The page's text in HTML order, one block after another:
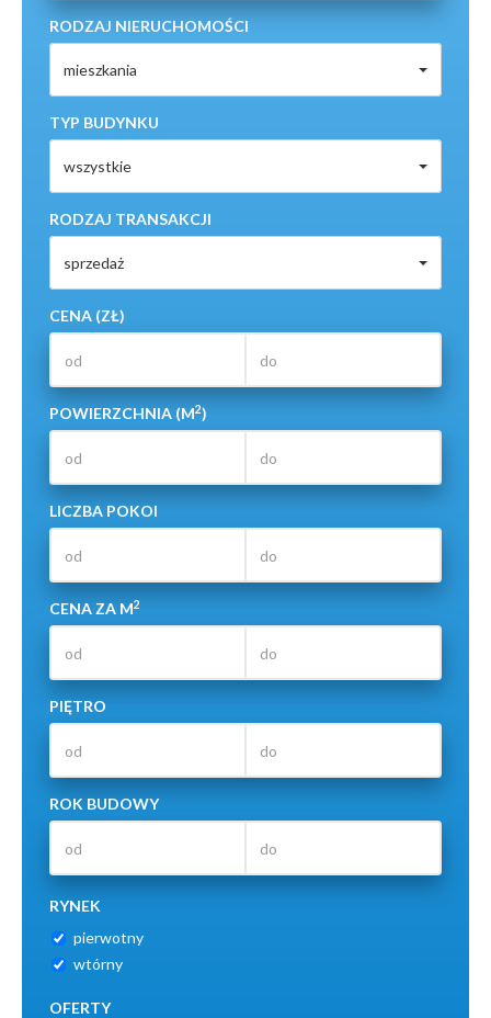
RODZAJ NIERUCHOMOŚCI
mieszkania
TYP BUDYNKU
wszystkie
RODZAJ TRANSAKCJI
sprzedaż
CENA (ZŁ)
POWIERZCHNIA (M2)
LICZBA POKOI
CENA ZA M2
PIĘTRO
ROK BUDOWY
RYNEK
pierwotny
wtórny
OFERTY